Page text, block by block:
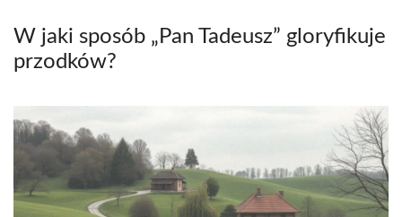
W jaki sposób „Pan Tadeusz” gloryfikuje
przodków?